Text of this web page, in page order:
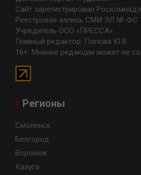
Сайт зарегистрирован
Реестровая запись СМИ ЭЛ № ФС
Учредитель ООО «ПРЕССА»
Главный редактор: Попова Ю.В.
16+. Мнение редакции может не
Регионы
Смоленск
Белгород
Воронеж
Калуга